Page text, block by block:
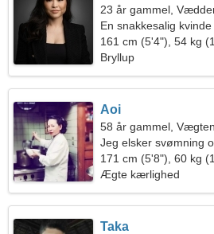
23 år gammel,
En snakkesalig
forhold
161 cm (5'4"), 54 kg
Bryllup
Aoi
58 år gammel, Vægten
Jeg elsker svømning
171 cm (5'8"), 60 kg
Ægte kærlighed
Taka